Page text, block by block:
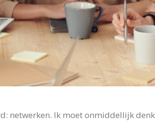
netwerken. Ik moet onmiddellijk